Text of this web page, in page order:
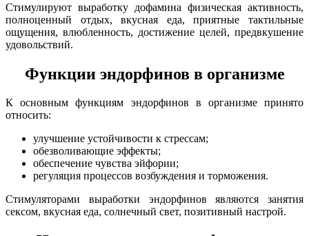
Стимулируют выработку дофамина физическая активность,
полноценный отдых, вкусная еда, приятные тактильные
ощущения, влюбленность, достижение целей, предвкушение
удовольствий.
Функции эндорфинов в организме
К основным функциям эндорфинов в организме принято
относить:
улучшение устойчивости к стрессам;
обезволивающие эффекты;
обеспечение чувства эйфории;
регуляция процессов возбуждения и торможения.
Стимуляторами выработки эндорфинов являются занятия
сексом, вкусная еда, солнечный свет, позитивный настрой.